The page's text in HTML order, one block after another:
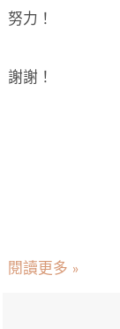
努力！
謝謝！
閱讀更多 »